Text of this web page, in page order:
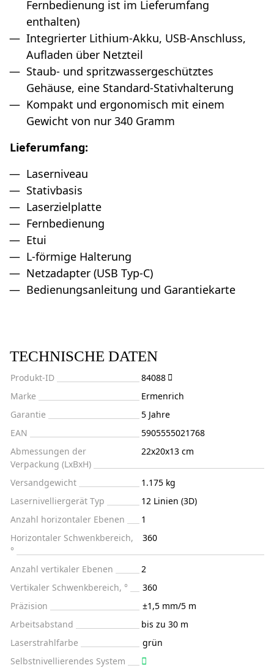
Fernbedienung ist im Lieferumfang
enthalten)
Integrierter Lithium-Akku, USB-Anschluss,
Aufladen über Netzteil
Staub- und spritzwassergeschütztes
Gehäuse, eine Standard-Stativhalterung
Kompakt und ergonomisch mit einem
Gewicht von nur 340 Gramm
Lieferumfang:
Laserniveau
Stativbasis
Laserzielplatte
Fernbedienung
Etui
L-förmige Halterung
Netzadapter (USB Typ-C)
Bedienungsanleitung und Garantiekarte
TECHNISCHE DATEN
Produkt-ID
84088
Marke
Ermenrich
Garantie
5 Jahre
EAN
5905555021768
Abmessungen der
Verpackung (LxBxH)
22x20x13 cm
Versandgewicht
1.175 kg
Lasernivelliergerät Typ
12 Linien (3D)
Anzahl horizontaler Ebenen
1
Horizontaler Schwenkbereich,
°
360
Anzahl vertikaler Ebenen
2
Vertikaler Schwenkbereich, °
360
Präzision
±1,5 mm/5 m
Arbeitsabstand
bis zu 30 m
Laserstrahlfarbe
grün
Selbstnivellierendes System